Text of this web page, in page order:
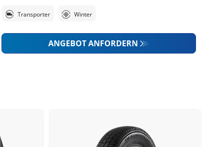
Transporter Winter
ANGEBOT ANFORDERN